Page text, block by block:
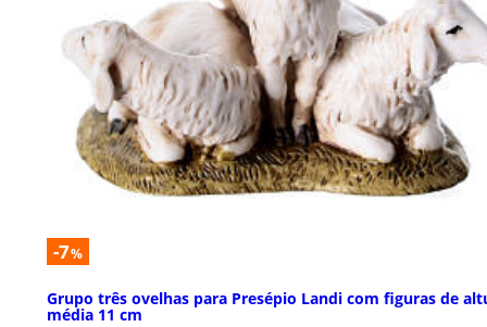
-7%
Grupo três ovelhas para Presépio Landi com figuras de
média 11 cm